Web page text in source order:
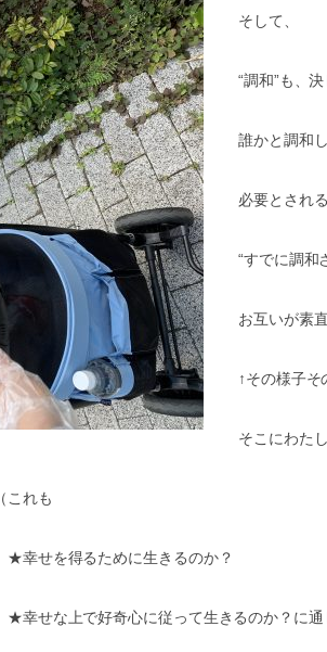
そして、
“調和”も、決
誰かと調和
必要とされ
“すでに調和
お互いが素
↑その様子
そこにわた
（これも
★幸せを得るために生きるのか？
★幸せな上で好奇心に従って生きるのか？に通